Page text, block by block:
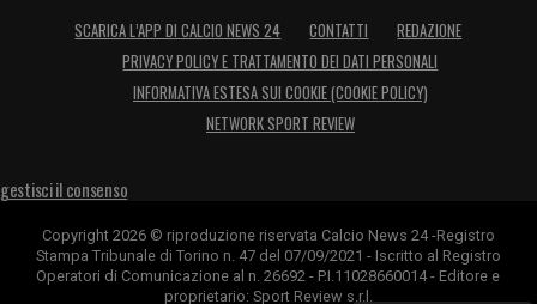
SCARICA L’APP DI CALCIO NEWS 24 CONTATTI
REDAZIONE
PRIVACY POLICY E TRATTAMENTO DEI DATI PERSONALI
INFORMATIVA ESTESA SUI COOKIE (COOKIE POLICY)
NETWORK SPORT REVIEW
gestisci il consenso
Copyright 2026 © riproduzione riservata Calcio News 24 -Registro
Stampa Tribunale di Torino n. 47 del 07/09/2021 - Iscritto al Registro
Operatori di Comunicazione al n. 26692 - P.I.11028660014 - Editore e
proprietario: Sport Review s.r.l.